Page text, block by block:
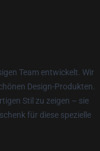
Team entwickelt. Wir
Design-Produkten.
Stil zu zeigen – sie
für diese spezielle